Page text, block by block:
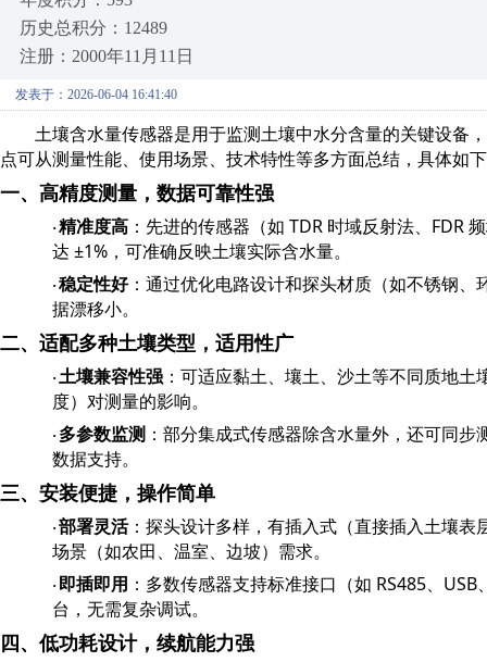
历史总积分：12489
注册：2000年11月11日
发表于：2026-06-04 16:41:40
土壤含水量传感器是用于监测土壤中水分含量的关键设备
点可从测量性能、使用场景、技术特性等多方面总结，具体如
一、高精度测量，数据可靠性强
· 精准度高 ：先进的传感器（如 TDR 时域反射法、 FDR
达 ±1% ，可准确反映土壤实际含水量。
· 稳定性好：通过优化电路设计和探头材质（如不锈钢
据漂移小。
二、适配多种土壤类型，适用性广
· 土壤兼容性强 ：可适应黏土、壤土、沙土等不同质地
度）对测量的影响。
· 多参数监测 ：部分集成式传感器除含水量外，还可同步
数据支持。
三、安装便捷，操作简单
· 部署灵活：探头设计多样，有插入式（直接插入土壤
场景（如农田、温室、边坡）需求。
· 即插即用 ：多数传感器支持标准接口（如 RS485 USB
台，无需复杂调试。
四、低功耗设计，续航能力强